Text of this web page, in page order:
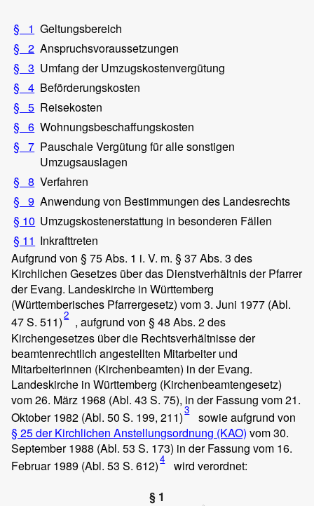
§ 1 Geltungsbereich
§ 2 Anspruchsvoraussetzungen
§ 3 Umfang der Umzugskostenvergütung
§ 4 Beförderungskosten
§ 5 Reisekosten
§ 6 Wohnungsbeschaffungskosten
§ 7 Pauschale Vergütung für alle sonstigen
Umzugsauslagen
§ 8 Verfahren
§ 9 Anwendung von Bestimmungen des Landesrechts
§ 10 Umzugskostenerstattung in besonderen Fällen
§ 11 Inkrafttreten
Aufgrund von § 75 Abs. 1 i. V. m. § 37 Abs. 3 des
Kirchlichen Gesetzes über das Dienstverhältnis der Pfarrer
der Evang. Landeskirche in Württemberg
(Württemberisches Pfarrergesetz) vom 3. Juni 1977 (Abl.
47 S. 511)2 , aufgrund von § 48 Abs. 2 des
Kirchengesetzes über die Rechtsverhältnisse der
beamtenrechtlich angestellten Mitarbeiter und
Mitarbeiterinnen (Kirchenbeamten) in der Evang.
Landeskirche in Württemberg (Kirchenbeamtengesetz)
vom 26. März 1968 (Abl. 43 S. 75), in der Fassung vom 21.
Oktober 1982 (Abl. 50 S. 199, 211)3
sowie aufgrund von
§ 25 der Kirchlichen Anstellungsordnung (KAO) vom 30.
September 1988 (Abl. 53 S. 173) in der Fassung vom 16.
Februar 1989 (Abl. 53 S. 612)4
wird verordnet:
§ 1